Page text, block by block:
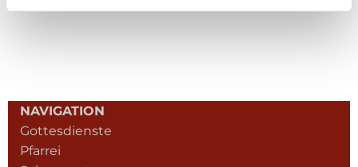
NAVIGATION
Gottesdienste
Pfarrei